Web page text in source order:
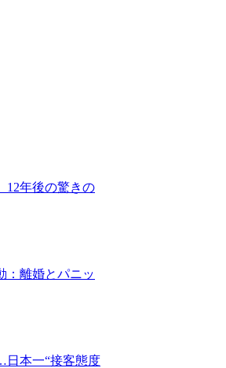
12年後の驚きの
：離婚とパニッ
日本一“接客態度